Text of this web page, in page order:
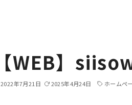
【WEB】
2022年7月21日 2025年4月24日 ホームペ